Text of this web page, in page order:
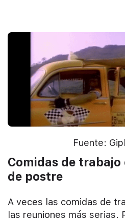
Fuente:
Comidas de
de postre
A veces las comidas de
las reuniones más serias.